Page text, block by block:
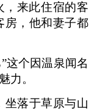
，来此住宿的客
房，他和妻子都
这个因温泉闻名
力。
坐落于草原与山